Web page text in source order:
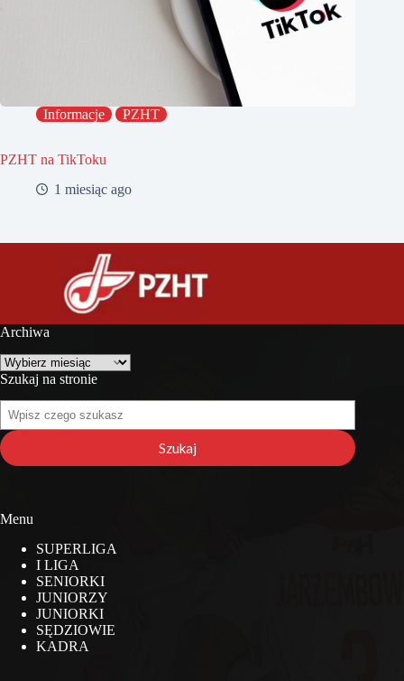
Informacje PZHT
PZHT na TikToku
1 miesiąc ago
Archiwa
Archiwa
Szukaj na stronie
Szukaj
na
stronie
Szukaj
Menu
SUPERLIGA
I LIGA
SENIORKI
JUNIORZY
JUNIORKI
SĘDZIOWIE
KADRA